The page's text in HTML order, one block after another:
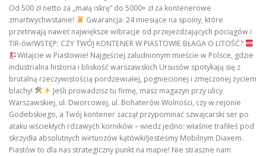
Od 500 zł netto za „małą iskrę” do 5000+ zł za kontenerowe
zmartwychwstanie!
Gwarancja: 24 miesiące na spoiny, które
przetrwają nawet największe wibracje od przejeżdżających pociągów i
TIR-ów!WSTĘP: CZY TWÓJ KONTENER W PIASTOWIE BŁAGA O LITOŚĆ?
Witajcie w Piastowie! Najgęściej zaludnionym mieście w Polsce, gdzie
industrialna historia i bliskość warszawskich Ursusów spotykają się z
brutalną rzeczywistością pordzewiałej, pogniecionej i zmęczonej życiem
blachy!
Jeśli prowadzisz tu firmę, masz magazyn przy ulicy
Warszawskiej, ul. Dworcowej, ul. Bohaterów Wolności, czy w rejonie
Godebskiego, a Twój kontener zaczął przypominać szwajcarski ser po
ataku wściekłych rdzawych korników – wiedz jedno: właśnie trafiłeś pod
skrzydła absolutnych wirtuozów kątówki!Jesteśmy Mobilnym Diaxem.
Piastów to dla nas strategiczny punkt na mapie! Nie straszne nam